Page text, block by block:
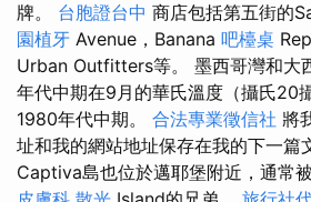
牌。 台胞證台中 商店包括第五街的
園植牙 Avenue，Banana 吧檯桌
Urban Outfitters等。 墨西哥灣和大
年代中期在9月的華氏溫度（攝氏20
1980年代中期。 合法專業徵信社 將
址和我的網站地址保存在我的下一篇
Captiva島也位於邁耶堡附近，通常